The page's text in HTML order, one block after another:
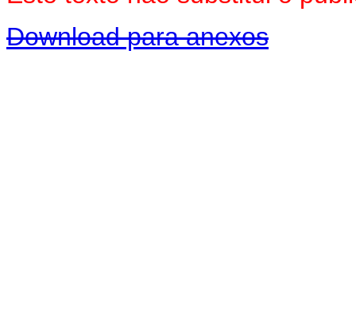
Download para anexos